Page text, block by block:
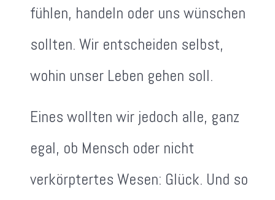
fühlen, handeln oder uns wünschen
sollten. Wir entscheiden selbst,
wohin unser Leben gehen soll.
Eines wollten wir jedoch alle, ganz
egal, ob Mensch oder nicht
verkörptertes Wesen: Glück. Und so